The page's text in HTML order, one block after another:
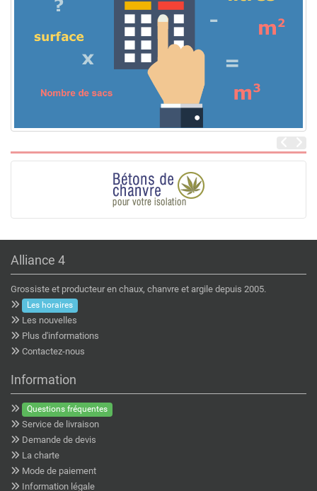
Alliance 4
Grossiste et producteur en chaux, chanvre et argile depuis 2005.
Les horaires
Les nouvelles
Plus d'informations
Contactez-nous
Information
Questions fréquentes
Service de livraison
Demande de devis
La charte
Mode de paiement
Information légale